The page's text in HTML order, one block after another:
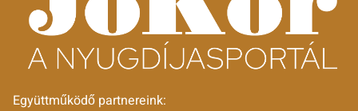
Együttműködő partnereink: